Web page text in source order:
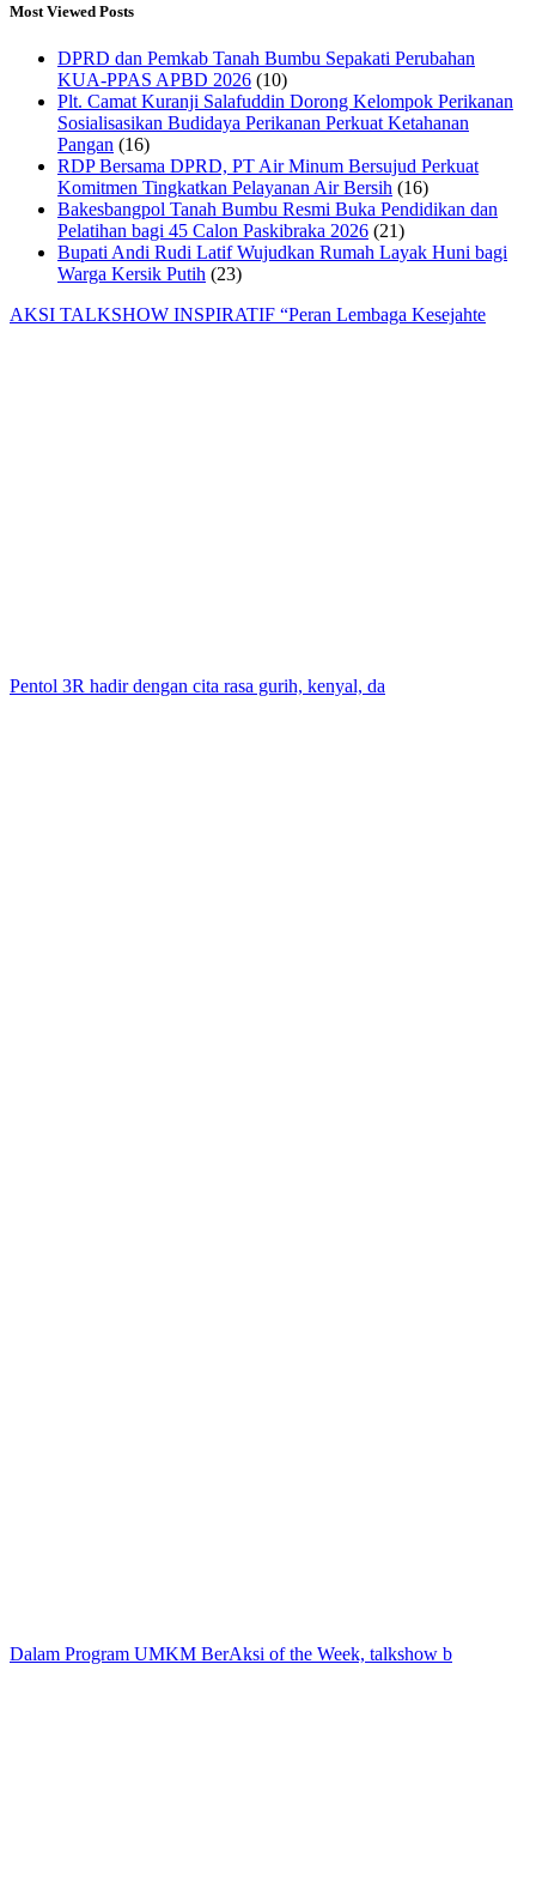
Most Viewed Posts
DPRD dan Pemkab Tanah Bumbu Sepakati Perubahan
KUA-PPAS APBD 2026 (10)
Plt. Camat Kuranji Salafuddin Dorong Kelompok Perikanan
Sosialisasikan Budidaya Perikanan Perkuat Ketahanan
Pangan (16)
RDP Bersama DPRD, PT Air Minum Bersujud Perkuat
Komitmen Tingkatkan Pelayanan Air Bersih (16)
Bakesbangpol Tanah Bumbu Resmi Buka Pendidikan dan
Pelatihan bagi 45 Calon Paskibraka 2026 (21)
Bupati Andi Rudi Latif Wujudkan Rumah Layak Huni bagi
Warga Kersik Putih (23)
AKSI TALKSHOW INSPIRATIF “Peran Lembaga Kesejahte
Pentol 3R hadir dengan cita rasa gurih, kenyal, da
Dalam Program UMKM BerAksi of the Week, talkshow b